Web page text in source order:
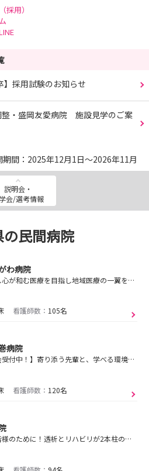
用）
】採用試験のお知らせ
整・盛岡友愛病院 施設見学のご案
期間：2025年12月1日～2026年11月
説明会・
会/選考情報
民間病院
わ病院
心を癒し心が和む医療を目指し地域医療の一翼を担います
看護師数： 105名
病院
【見学会受付中！】寄り添う先輩と、学べる環境🤝安心して成長できる一年を花巻で🌸
看護師数： 120名
地域の皆様のために！透析とリハビリが2本柱の病院です！